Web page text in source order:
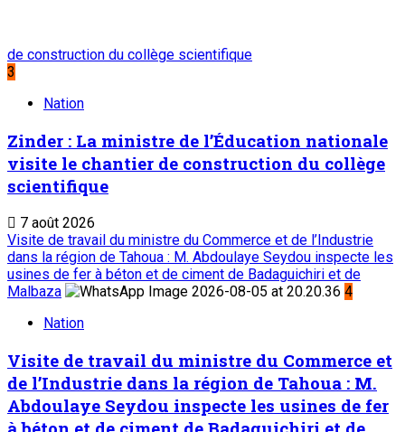
de construction du collège scientifique
3
Nation
Zinder : La ministre de l’Éducation nationale
visite le chantier de construction du collège
scientifique
7 août 2026
Visite de travail du ministre du Commerce et de l’Industrie
dans la région de Tahoua : M. Abdoulaye Seydou inspecte les
usines de fer à béton et de ciment de Badaguichiri et de
Malbaza
4
Nation
Visite de travail du ministre du Commerce et
de l’Industrie dans la région de Tahoua : M.
Abdoulaye Seydou inspecte les usines de fer